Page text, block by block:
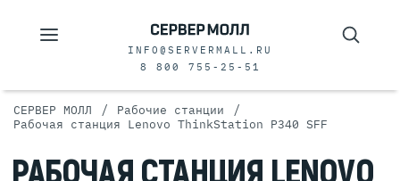
INFO@SERVERMALL.RU
8 800 755-25-51
СЕРВЕР МОЛЛ / Рабочие станции /
Рабочая станция Lenovo ThinkStation P340 SFF